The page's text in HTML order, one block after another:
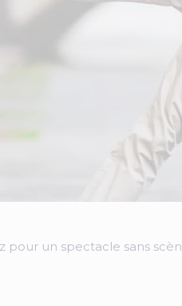
pour un spectacle sans